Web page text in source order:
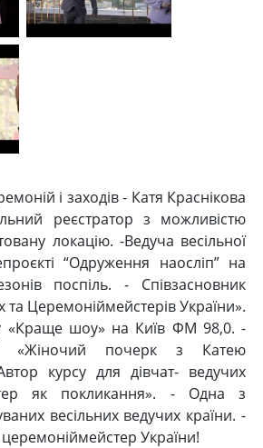
і заходів - Катя Краснікова
реєстратор з можливістю
локацію. -Ведуча весільної
“Одруження наосліп” на
поспіль. - Співзасновник
та Церемоніймейстерів України».
«Краще шоу» на Київ ФМ 98,0. -
«Жіночий почерк з Катею
курсу для дівчат- ведучих
як покликання». - Одна з
весільних ведучих країни. -
України!